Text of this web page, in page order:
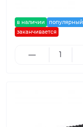
в наличии
популярный
заканчивается